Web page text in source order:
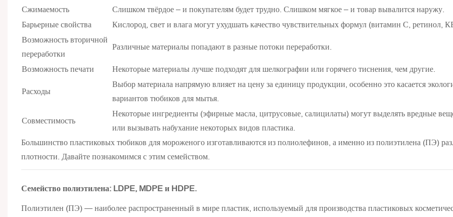
Сжимаемость
Слишком твёрдое – и покупателям будет трудно. Слишком мягкое – и товар вывалится наружу.
Барьерные свойства
Кислород, свет и влага могут ухудшать качество чувствительных формул (витамин С, ретинол,
Возможность вторичной
переработки
Различные материалы попадают в разные потоки переработки.
Возможность печати Некоторые материалы лучше подходят для шелкографии или горячего тиснения, чем другие.
Расходы
Выбор материала напрямую влияет на цену за единицу продукции, особенно это касается
вариантов тюбиков для мытья.
Совместимость
Некоторые ингредиенты (эфирные масла, цитрусовые, салицилаты) могут выделять вредные
или вызывать набухание некоторых видов пластика.
Большинство пластиковых тюбиков для мороженого изготавливаются из полиолефинов, а именно из полиэтилена (ПЭ)
плотности. Давайте познакомимся с этим семейством.
Семейство полиэтилена: LDPE, MDPE и HDPE.
Полиэтилен (ПЭ) — наиболее распространенный в мире пластик, используемый для производства пластиковых